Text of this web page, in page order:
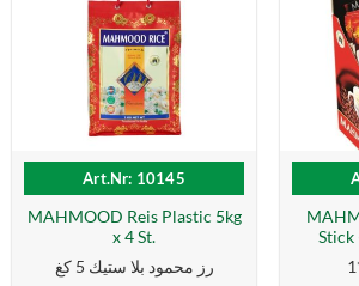
Art.Nr: 10145
MAHMOOD Reis Plastic 5kg
x 4 St.
رز محمود بلا ستيك 5 كغ
Stick